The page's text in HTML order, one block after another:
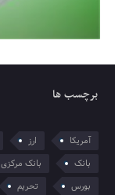
برچسب ها
آمریکا ارز
بانک
بانک مرکزی
بورس
تحریم